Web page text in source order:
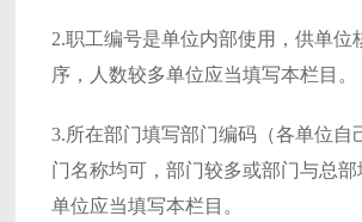
2.职工编号是单位内部使用，供单位
序，人数较多单位应当填写本栏目。
3.所在部门填写部门编码（各单位自
门名称均可，部门较多或部门与总
单位应当填写本栏目。